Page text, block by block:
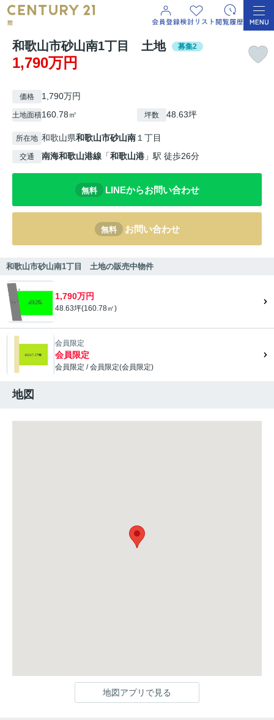
和歌山市砂山南1丁目 土地 募集2
1,790万円
価格 1,790万円
土地面積160.78㎡ 坪数 48.63坪
所在地 和歌山県和歌山市砂山南 １丁目
交通 南海和歌山港線 「和歌山港 」駅 徒歩26分
無料 LINEからお問い合わせ
無料 お問い合わせ
和歌山市砂山南1丁目 土地の販売中物件
1,790万円
48.63坪(160.78㎡)
会員限定
会員限定
会員限定 /会員限定(会員限定)
地図
地図アプリで見る